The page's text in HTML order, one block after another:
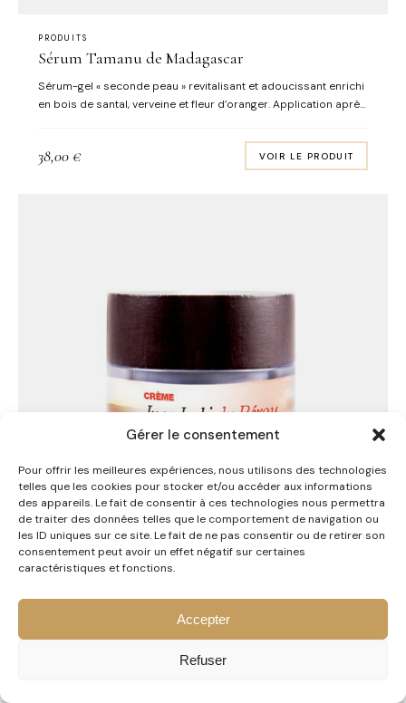
Gérer le consentement
Pour offrir les meilleures expériences, nous utilisons des technologies
telles que les cookies pour stocker et/ou accéder aux informations
des appareils. Le fait de consentir à ces technologies nous permettra
de traiter des données telles que le comportement de navigation ou
les ID uniques sur ce site. Le fait de ne pas consentir ou de retirer son
consentement peut avoir un effet négatif sur certaines
caractéristiques et fonctions.
Accepter
Refuser
PRODUITS
Sérum Tamanu de Madagascar
Sérum-gel « seconde peau » revitalisant et adoucissant enrichi
en bois de santal, verveine et fleur d’oranger. Application après
souplesse, douceur et confort. Format : flacon airless 30 mL
FORMULE SANS SENTEUR
38,00€ VOIR LE PRODUIT
âges, repulpants et raffermissants tels que l'acide